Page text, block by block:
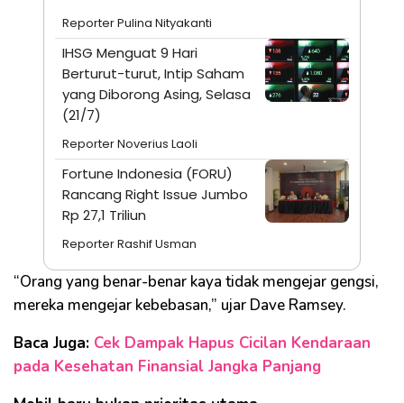
Reporter Pulina Nityakanti
IHSG Menguat 9 Hari
Berturut-turut, Intip Saham
yang Diborong Asing, Selasa
(21/7)
Reporter Noverius Laoli
Fortune Indonesia (FORU)
Rancang Right Issue Jumbo
Rp 27,1 Triliun
Reporter Rashif Usman
“Orang yang benar-benar kaya tidak mengejar gengsi,
mereka mengejar kebebasan,” ujar Dave Ramsey.
Baca Juga: Cek Dampak Hapus Cicilan Kendaraan
pada Kesehatan Finansial Jangka Panjang